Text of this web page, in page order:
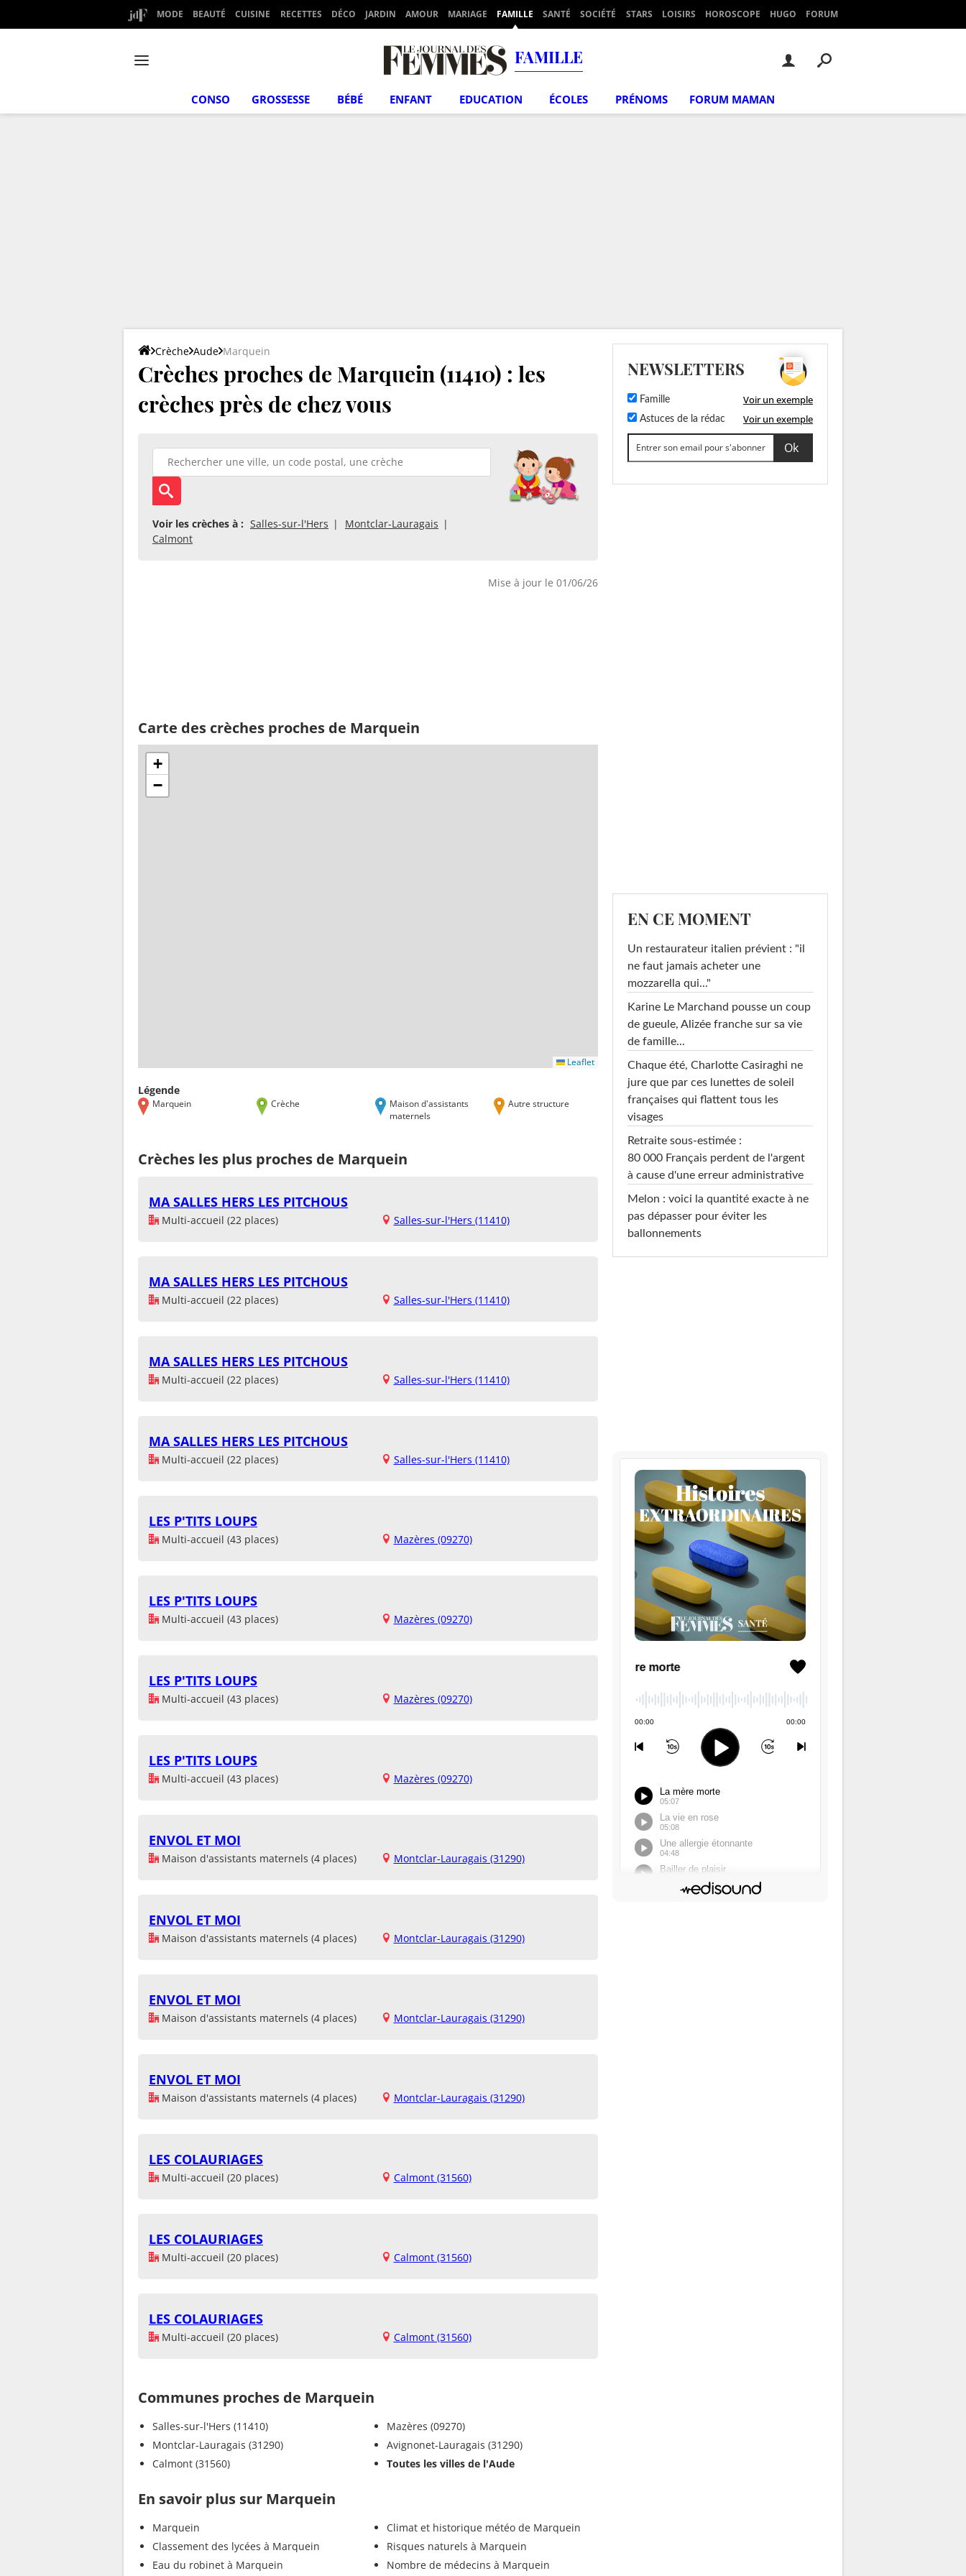
MODE BEAUTÉ CUISINE RECETTES DÉCO JARDIN AMOUR MARIAGE FAMILLE SANTÉ SOCIÉTÉ STARS LOISIRS HOROSCOPE HUGO FORUM
FAMILLE
CONSO GROSSESSE BÉBÉ ENFANT EDUCATION ÉCOLES PRÉNOMS FORUM MAMAN
Crèche Aude Marquein
Crèches proches de Marquein (11410) : les
crèches près de chez vous
Voir les crèches à : Salles-sur-l'Hers
Montclar-Lauragais
Calmont
Mise à jour le 01/06/26
Carte des crèches proches de Marquein
+
−
Leaflet
Légende
Marquein Crèche
Maison d'assistants
maternels
Autre structure
Crèches les plus proches de Marquein
MA SALLES HERS LES PITCHOUS
Multi-accueil (22 places) Salles-sur-l'Hers (11410)
MA SALLES HERS LES PITCHOUS
Multi-accueil (22 places) Salles-sur-l'Hers (11410)
MA SALLES HERS LES PITCHOUS
Multi-accueil (22 places) Salles-sur-l'Hers (11410)
MA SALLES HERS LES PITCHOUS
Multi-accueil (22 places) Salles-sur-l'Hers (11410)
LES P'TITS LOUPS
Multi-accueil (43 places) Mazères (09270)
LES P'TITS LOUPS
Multi-accueil (43 places) Mazères (09270)
LES P'TITS LOUPS
Multi-accueil (43 places) Mazères (09270)
LES P'TITS LOUPS
Multi-accueil (43 places) Mazères (09270)
ENVOL ET MOI
Maison d'assistants maternels (4 places) Montclar-Lauragais (31290)
ENVOL ET MOI
Maison d'assistants maternels (4 places) Montclar-Lauragais (31290)
ENVOL ET MOI
Maison d'assistants maternels (4 places) Montclar-Lauragais (31290)
ENVOL ET MOI
Maison d'assistants maternels (4 places) Montclar-Lauragais (31290)
LES COLAURIAGES
Multi-accueil (20 places) Calmont (31560)
LES COLAURIAGES
Multi-accueil (20 places) Calmont (31560)
LES COLAURIAGES
Multi-accueil (20 places) Calmont (31560)
Communes proches de Marquein
Salles-sur-l'Hers (11410)
Montclar-Lauragais (31290)
Calmont (31560)
Mazères (09270)
Avignonet-Lauragais (31290)
Toutes les villes de l'Aude
En savoir plus sur Marquein
Marquein
Classement des lycées à Marquein
Eau du robinet à Marquein
Climat et historique météo de Marquein
Risques naturels à Marquein
Nombre de médecins à Marquein
NEWSLETTERS
Famille Voir un exemple
Astuces de la rédac Voir un exemple
EN CE MOMENT
Un restaurateur italien prévient : "il
ne faut jamais acheter une
mozzarella qui..."
Karine Le Marchand pousse un coup
de gueule, Alizée franche sur sa vie
de famille...
Chaque été, Charlotte Casiraghi ne
jure que par ces lunettes de soleil
françaises qui flattent tous les
visages
Retraite sous-estimée :
80 000 Français perdent de l'argent
à cause d'une erreur administrative
Melon : voici la quantité exacte à ne
pas dépasser pour éviter les
ballonnements